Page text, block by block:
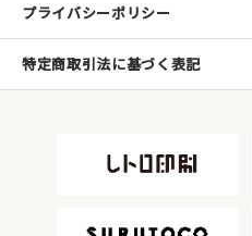
プライバシーポリシー
特定商取引法に基づく表記